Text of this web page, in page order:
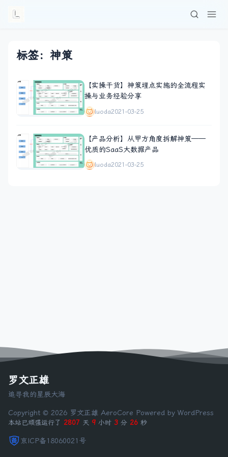
标签：神策
【实操干货】神策埋点实施的全流程实
操与业务经验分享
luoda2021-03-25
【产品分析】从甲方角度拆解神策——
优质的SaaS大数据产品
luoda2021-03-25
罗文正雄
追寻我的星辰大海
Copyright © 2026 罗文正雄 AeroCore Powered by WordPress
本站已顽强运行了 2807 天 9 小时 3 分 26 秒
京ICP备18060021号